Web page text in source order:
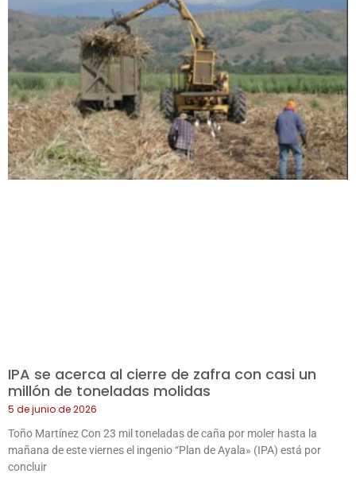
IPA se acerca al cierre de zafra con casi un
millón de toneladas molidas
5 de junio de 2026
Toño Martínez Con 23 mil toneladas de caña por moler hasta la
mañana de este viernes el ingenio “Plan de Ayala» (IPA) está por
concluir